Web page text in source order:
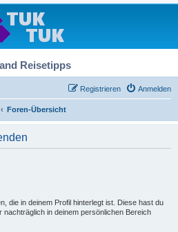
Reisetipps
Anmelden
Registrieren
Foren-Übersicht
die in deinem Profil hinterlegt ist. Diese hast du
in deinem persönlichen Bereich